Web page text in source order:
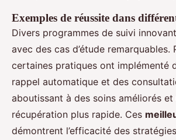
Exemples de réussite dans
Divers programmes de suivi
avec des cas d’étude remarquables.
certaines pratiques ont implémenté
rappel automatique et des
aboutissant à des soins améliorés et
récupération plus rapide. Ces
démontrent l’efficacité des